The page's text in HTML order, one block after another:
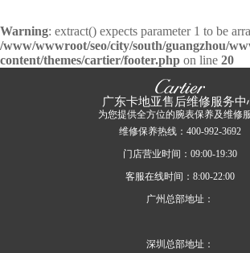
Warning: extract() expects parameter 1 to be
/www/wwwroot/seo/city/south/guangzhou/
content/themes/cartier/footer.php on line 20
广东卡地亚售后维修服务中
为您提供全方位的腕表保养及维修
维修保养热线：400-992-3692
门店营业时间：09:00-19:30
客服在线时间：8:00-22:00
广州总部地址：
深圳总部地址：